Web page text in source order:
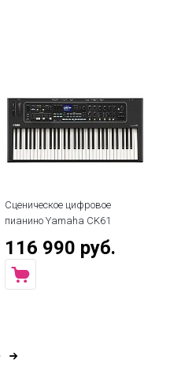
Сценическое цифровое
пианино Yamaha CK61
116 990 руб.